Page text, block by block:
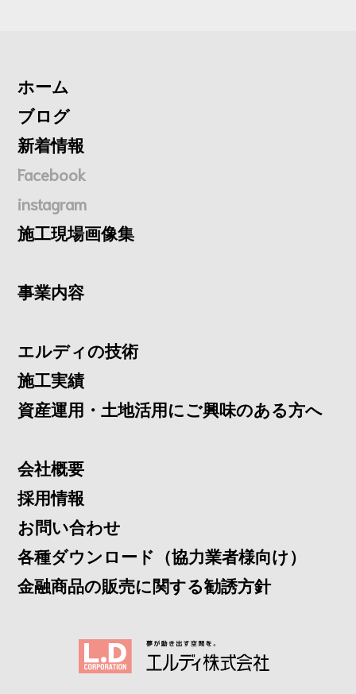
ホーム
ブログ
新着情報
Facebook
instagram
施工現場画像集
事業内容
エルディの技術
施工実績
資産運用・土地活用にご興味のある方へ
会社概要
採用情報
お問い合わせ
各種ダウンロード（協力業者様向け）
金融商品の販売に関する勧誘方針